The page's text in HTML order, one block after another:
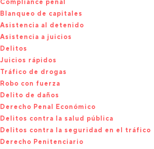
penal
de capitales
al detenido
a juicios
rápidos
de drogas
con fuerza
de daños
Penal Económico
contra la salud pública
contra la seguridad en el tráfico
Penitenciario